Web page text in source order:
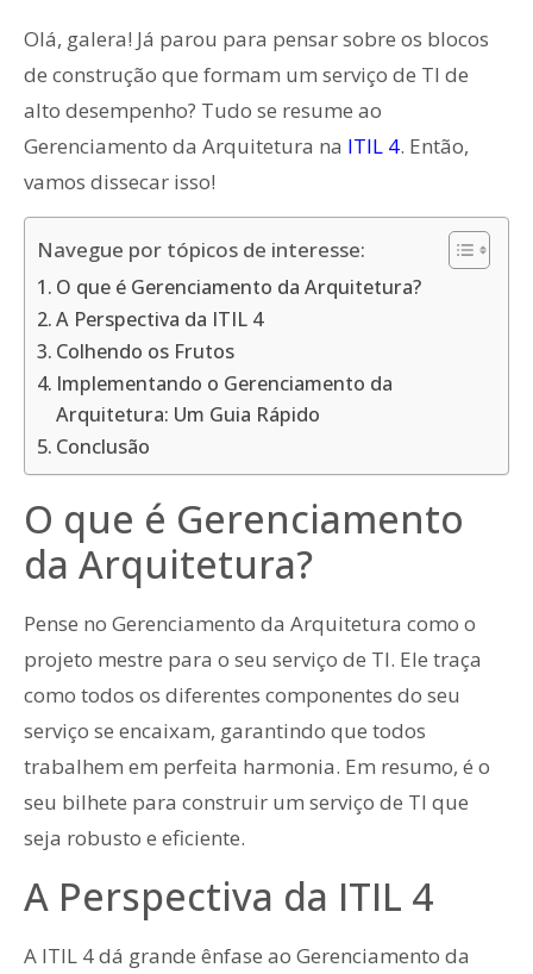
Olá, galera! Já parou para pensar sobre os blocos
de construção que formam um serviço de TI de
alto desempenho? Tudo se resume ao
Gerenciamento da Arquitetura na ITIL 4. Então,
vamos dissecar isso!
Navegue por tópicos de interesse:
O que é Gerenciamento da Arquitetura?
A Perspectiva da ITIL 4
Colhendo os Frutos
Implementando o Gerenciamento da
Arquitetura: Um Guia Rápido
Conclusão
O que é Gerenciamento
da Arquitetura?
Pense no Gerenciamento da Arquitetura como o
projeto mestre para o seu serviço de TI. Ele traça
como todos os diferentes componentes do seu
serviço se encaixam, garantindo que todos
trabalhem em perfeita harmonia. Em resumo, é o
seu bilhete para construir um serviço de TI que
seja robusto e eficiente.
A Perspectiva da ITIL 4
A ITIL 4 dá grande ênfase ao Gerenciamento da